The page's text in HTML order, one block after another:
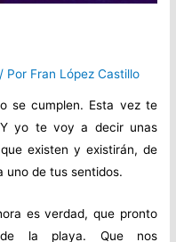
/ Por Fran López Castillo
se cumplen. Esta vez te
yo te voy a decir unas
existen y existirán, de
uno de tus sentidos.
es verdad, que pronto
la playa. Que nos